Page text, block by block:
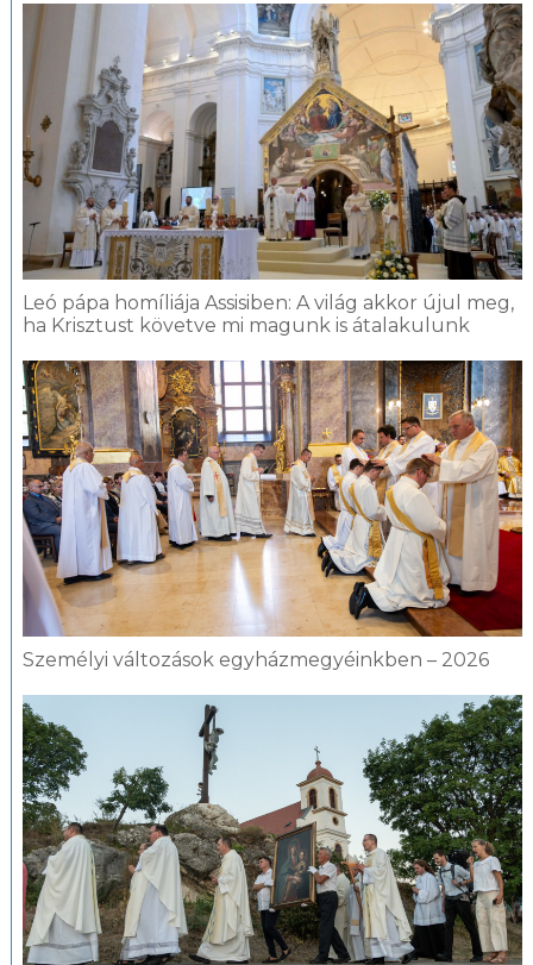
Leó pápa homíliája Assisiben: A világ akkor újul meg,
ha Krisztust követve mi magunk is átalakulunk
Személyi változások egyházmegyéinkben – 2026